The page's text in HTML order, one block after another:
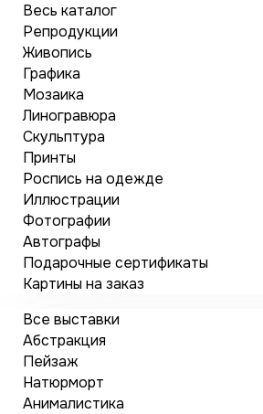
Весь каталог
Репродукции
Живопись
Графика
Мозаика
Линогравюра
Скульптура
Принты
Роспись на одежде
Иллюстрации
Фотографии
Автографы
Подарочные сертификаты
Картины на заказ
Все выставки
Абстракция
Пейзаж
Натюрморт
Анималистика